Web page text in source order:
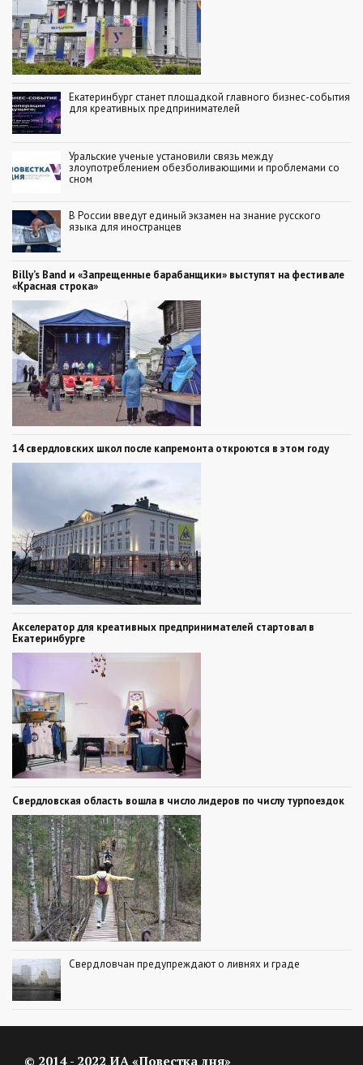
Екатеринбург станет площадкой главного бизнес-события
для креативных предпринимателей
Уральские ученые установили связь между
злоупотреблением обезболивающими и проблемами со
сном
В России введут единый экзамен на знание русского
языка для иностранцев
Billy’s Band и «Запрещенные барабанщики» выступят на фестивале
«Красная строка»
14 свердловских школ после капремонта откроются в этом году
Акселератор для креативных предпринимателей стартовал в
Екатеринбурге
Свердловская область вошла в число лидеров по числу турпоездок
Свердловчан предупреждают о ливнях и граде
© 2014 - 2022 ИА «Повестка дня»